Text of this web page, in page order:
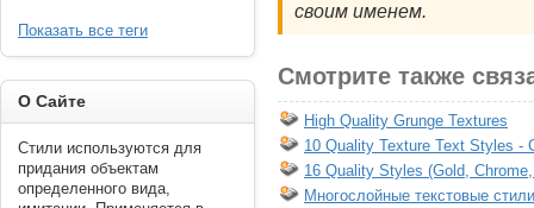
своим именем.
Смотрите также
High Quality Grunge Textures
10 Quality Texture Text Styles -
16 Quality Styles (Gold,
Многослойные текстовые
Показать все теги
О Сайте
Стили используются для
придания объектам
определенного вида,